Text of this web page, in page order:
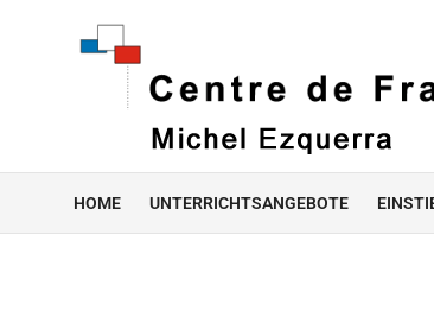
HOME UNTERRICHTSANGEBOTE